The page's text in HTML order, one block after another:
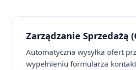
Zarządzanie Sprzedażą
Automatyczna wysyłka ofert
wypełnieniu formularza